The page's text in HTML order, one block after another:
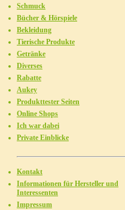
Schmuck
Bücher & Hörspiele
Bekleidung
Tierische Produkte
Getränke
Diverses
Rabatte
Aukey
Produkttester Seiten
Online Shops
Ich war dabei
Private Einblicke
Kontakt
Informationen für Hersteller und
Interessenten
Impressum